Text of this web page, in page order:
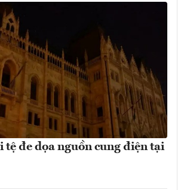
tệ đe dọa nguồn cung điện tại